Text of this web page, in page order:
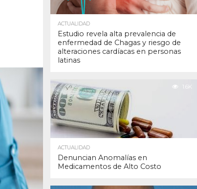
ACTUALIDAD
Estudio revela alta prevalencia de
enfermedad de Chagas y riesgo de
alteraciones cardíacas en personas
latinas
1.6K
ACTUALIDAD
Denuncian Anomalías en
Medicamentos de Alto Costo